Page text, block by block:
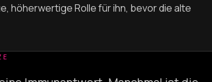
höherwertige Rolle für ihn, bevor die alte